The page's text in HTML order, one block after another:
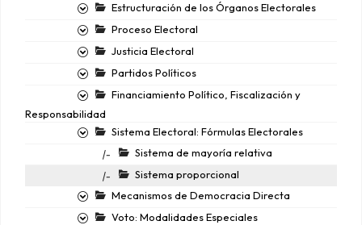
Estructuración de los Órganos Electorales
Proceso Electoral
Justicia Electoral
Partidos Políticos
Financiamiento Político, Fiscalización y
Responsabilidad
Sistema Electoral: Fórmulas Electorales
|-
Sistema de mayoría relativa
|-
Sistema proporcional
Mecanismos de Democracia Directa
Voto: Modalidades Especiales